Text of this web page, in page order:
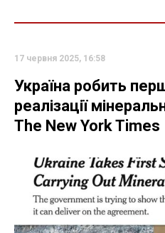
17 червня 2025, 16:58
Україна робить
реалізації
The New York Times